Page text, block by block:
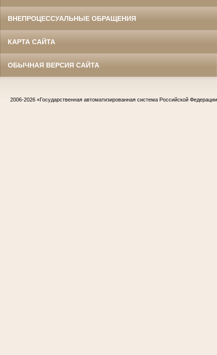
ВНЕПРОЦЕССУАЛЬНЫЕ ОБРАЩЕНИЯ
КАРТА САЙТА
ОБЫЧНАЯ ВЕРСИЯ САЙТА
2006-2026 «Государственная автоматизированная система Российской